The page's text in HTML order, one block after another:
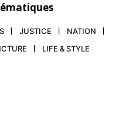
JUSTICE
NATION
LIFE & STYLE